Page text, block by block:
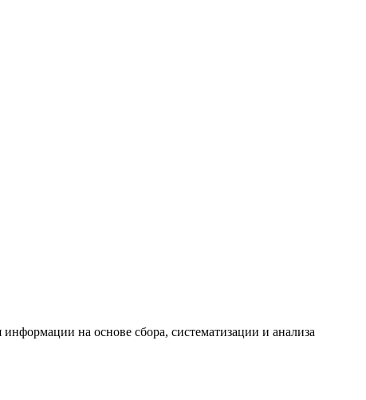
на основе сбора, систематизации и анализа